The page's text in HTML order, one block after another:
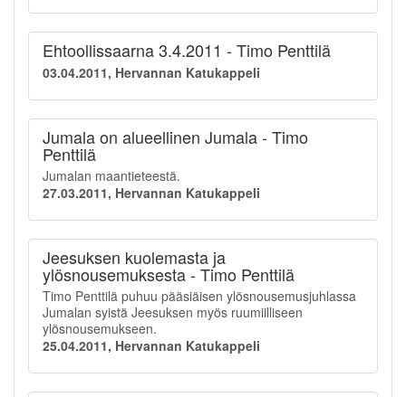
Ehtoollissaarna 3.4.2011 - Timo Penttilä
03.04.2011, Hervannan Katukappeli
Jumala on alueellinen Jumala - Timo
Penttilä
Jumalan maantieteestä.
27.03.2011, Hervannan Katukappeli
Jeesuksen kuolemasta ja
ylösnousemuksesta - Timo Penttilä
Timo Penttilä puhuu pääsiäisen ylösnousemusjuhlassa
Jumalan syistä Jeesuksen myös ruumiilliseen
ylösnousemukseen.
25.04.2011, Hervannan Katukappeli